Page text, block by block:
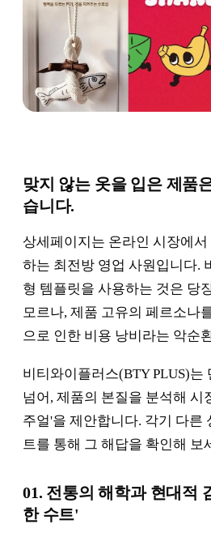
맞지 않는 옷을 입은 제품
습니다.
상세페이지는 온라인 시장에
하는 최전방 영업 사원입니다.
형 템플릿을 사용하는 것은 당
모르나, 제품 고유의 페르소나
으로 인한 비용 낭비라는 악순
비티와이플러스(BTY PLUS)는
넘어, 제품의 본질을 분석해 시
주얼'을 제안합니다. 각기 다른
트를 통해 그 해답을 확인해 보
01. 전통의 해학과 현대적
한 수트'